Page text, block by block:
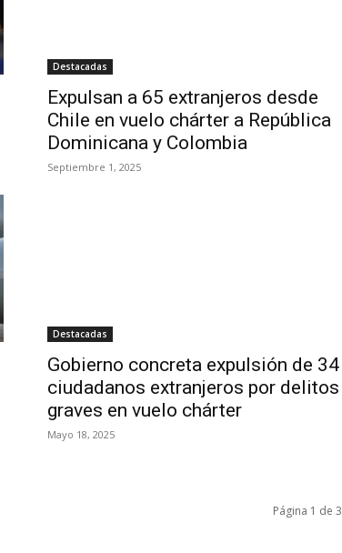
Destacadas
Expulsan a 65 extranjeros desde
Chile en vuelo chárter a República
Dominicana y Colombia
Septiembre 1, 2025
Destacadas
Gobierno concreta expulsión de 34
ciudadanos extranjeros por delitos
graves en vuelo chárter
Mayo 18, 2025
Página 1 de 3